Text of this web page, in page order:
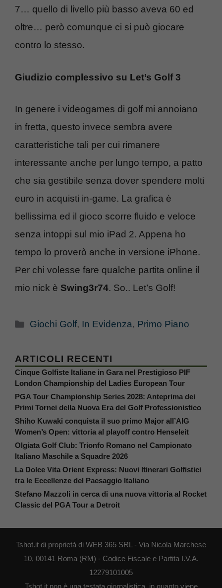
7… quello di livello più basso aveva 60 ed
oltre… però comunque ci si può giocare
contro lo stesso.
Giudizio complessivo su Let’s Golf 3
In genere i videogames di golf mi annoiano
in fretta, questo invece sembra avere
caratteristiche tali per cui rimanere
interessante anche per lungo tempo, a patto
che sia gestibile senza dover spendere molti
euro in acquisti in-game. La grafica è
bellissima ed il gioco scorre fluido e veloce
senza intoppi sul mio iPad 2. Appena ho
tempo lo proverò anche in versione iPhone.
Per chi volesse fare qualche partita online il
mio nick è Swing3r74. So.. Let’s Golf!
Categorie
Giochi Golf, In Evidenza, Primo Piano
ARTICOLI RECENTI
Cinque Golfiste Italiane in Gara nel Prestigioso PIF
London Championship del Ladies European Tour
PGA Tour Championship Series 2028: Anteprima dei
Primi Tornei della Nuova Era del Golf Professionistico
Shiho Kuwaki conquista il suo primo Major all’AIG
Women’s Open: vittoria al playoff contro Henseleit
Olgiata Golf Club: Trionfo Romano nel Campionato
Italiano Maschile a Squadre 2026
La Dolce Vita Orient Express: Nuovi Itinerari Golfistici
tra le Eccellenze del Paesaggio Italiano
Stefano Mazzoli in cerca di una nuova vittoria al Rocket
Classic del PGA Tour a Detroit
Tshot.it di proprietà di WEB 365 SRL - Via Nicola Marchese
10, 00141 Roma (RM) - Codice Fiscale e Partita I.V.A.
12279101005